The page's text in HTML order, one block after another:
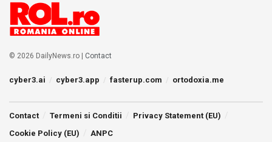
© 2026 DailyNews.ro | Contact
cyber3.ai cyber3.app fasterup.com ortodoxia.me
Contact Termeni si Conditii
Privacy Statement (EU)
Cookie Policy (EU)
ANPC